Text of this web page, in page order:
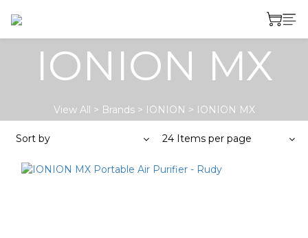
IONION MX
View All > Brands> IONION > IONION MX
Sort by 24 Items per page